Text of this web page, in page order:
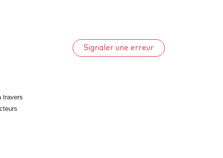
Signaler une erreur
travers